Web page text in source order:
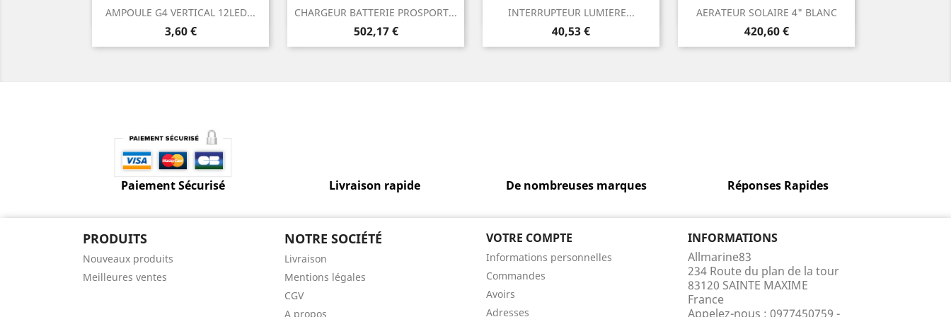
AMPOULE G4 VERTICAL 12LED...
Prix
3,60 €
Aperçu rapide CHARGEUR BATTERIE PROSPORT...
Prix
502,17 €
Aperçu rapide INTERRUPTEUR LUMIERE...
Prix
40,53 €
Aperçu rapide AERATEUR SOLAIRE 4" BLANC
Prix
420,60 €
Aperçu rapide
Paiement Sécurisé Livraison rapide De nombreuses marques Réponses Rapides
PRODUITS
Nouveaux produits
Meilleures ventes
NOTRE SOCIÉTÉ
Livraison
Mentions légales
CGV
A propos
VOTRE COMPTE
Informations personnelles
Commandes
Avoirs
Adresses
INFORMATIONS
Allmarine83
234 Route du plan de la tour
83120 SAINTE MAXIME
France
Appelez-nous : 0977450759 -